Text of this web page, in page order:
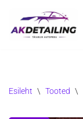
Skip
Esileht \ Tooted \